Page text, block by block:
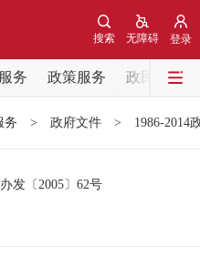
登录
无障碍
搜索
务 政策服务
政民互动
神
务 > 政府文件 > 1986-2014
发 〔2005〕 62号